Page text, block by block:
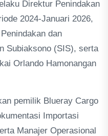
Direktur Penindakan
2024-Januari 2026,
dan
Subiaksono (SIS), serta
Orlando Hamonangan
pemilik Blueray Cargo
Importasi
Manajer Operasional